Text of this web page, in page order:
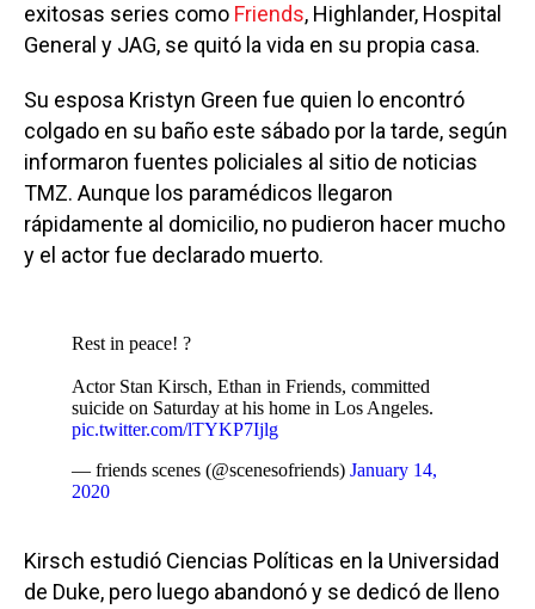
exitosas series como Friends, Highlander, Hospital
General y JAG, se quitó la vida en su propia casa.
Su esposa Kristyn Green fue quien lo encontró
colgado en su baño este sábado por la tarde, según
informaron fuentes policiales al sitio de noticias
TMZ. Aunque los paramédicos llegaron
rápidamente al domicilio, no pudieron hacer mucho
y el actor fue declarado muerto.
Rest in peace! ?
Actor Stan Kirsch, Ethan in Friends, committed
suicide on Saturday at his home in Los Angeles.
pic.twitter.com/lTYKP7Ijlg
— friends scenes (@scenesofriends) January 14,
2020
Kirsch estudió Ciencias Políticas en la Universidad
de Duke, pero luego abandonó y se dedicó de lleno